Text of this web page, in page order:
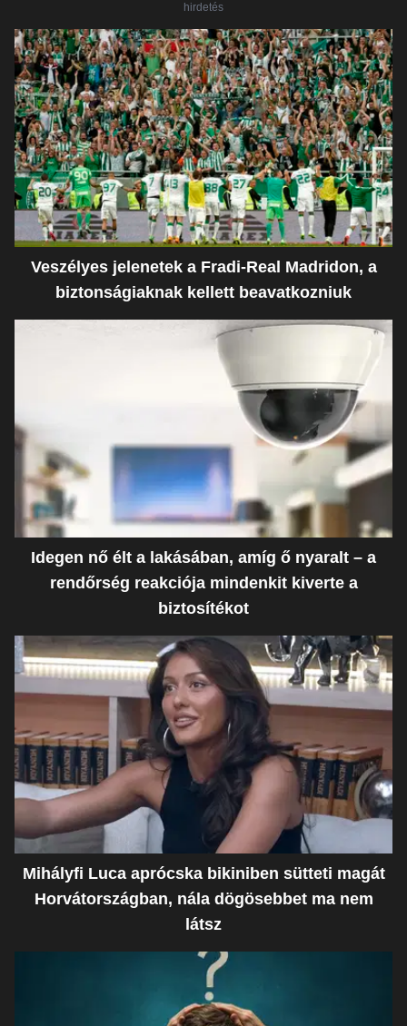
hirdetés
Veszélyes jelenetek a Fradi-Real Madridon, a
biztonságiaknak kellett beavatkozniuk
Idegen nő élt a lakásában, amíg ő nyaralt – a
rendőrség reakciója mindenkit kiverte a
biztosítékot
Mihályfi Luca aprócska bikiniben sütteti magát
Horvátországban, nála dögösebbet ma nem
látsz